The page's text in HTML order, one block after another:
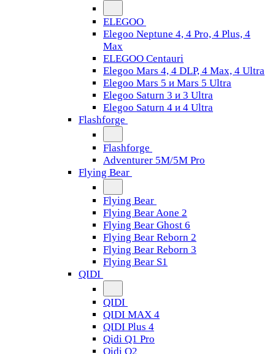
ELEGOO
Elegoo Neptune 4, 4 Pro, 4 Plus, 4
Max
ELEGOO Centauri
Elegoo Mars 4, 4 DLP, 4 Max, 4 Ultra
Elegoo Mars 5 и Mars 5 Ultra
Elegoo Saturn 3 и 3 Ultra
Elegoo Saturn 4 и 4 Ultra
Flashforge
Flashforge
Adventurer 5M/5M Pro
Flying Bear
Flying Bear
Flying Bear Aone 2
Flying Bear Ghost 6
Flying Bear Reborn 2
Flying Bear Reborn 3
Flying Bear S1
QIDI
QIDI
QIDI MAX 4
QIDI Plus 4
Qidi Q1 Pro
Qidi Q2